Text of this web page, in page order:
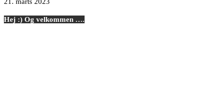
21. marts 2023
Hej :) Og velkommen ….